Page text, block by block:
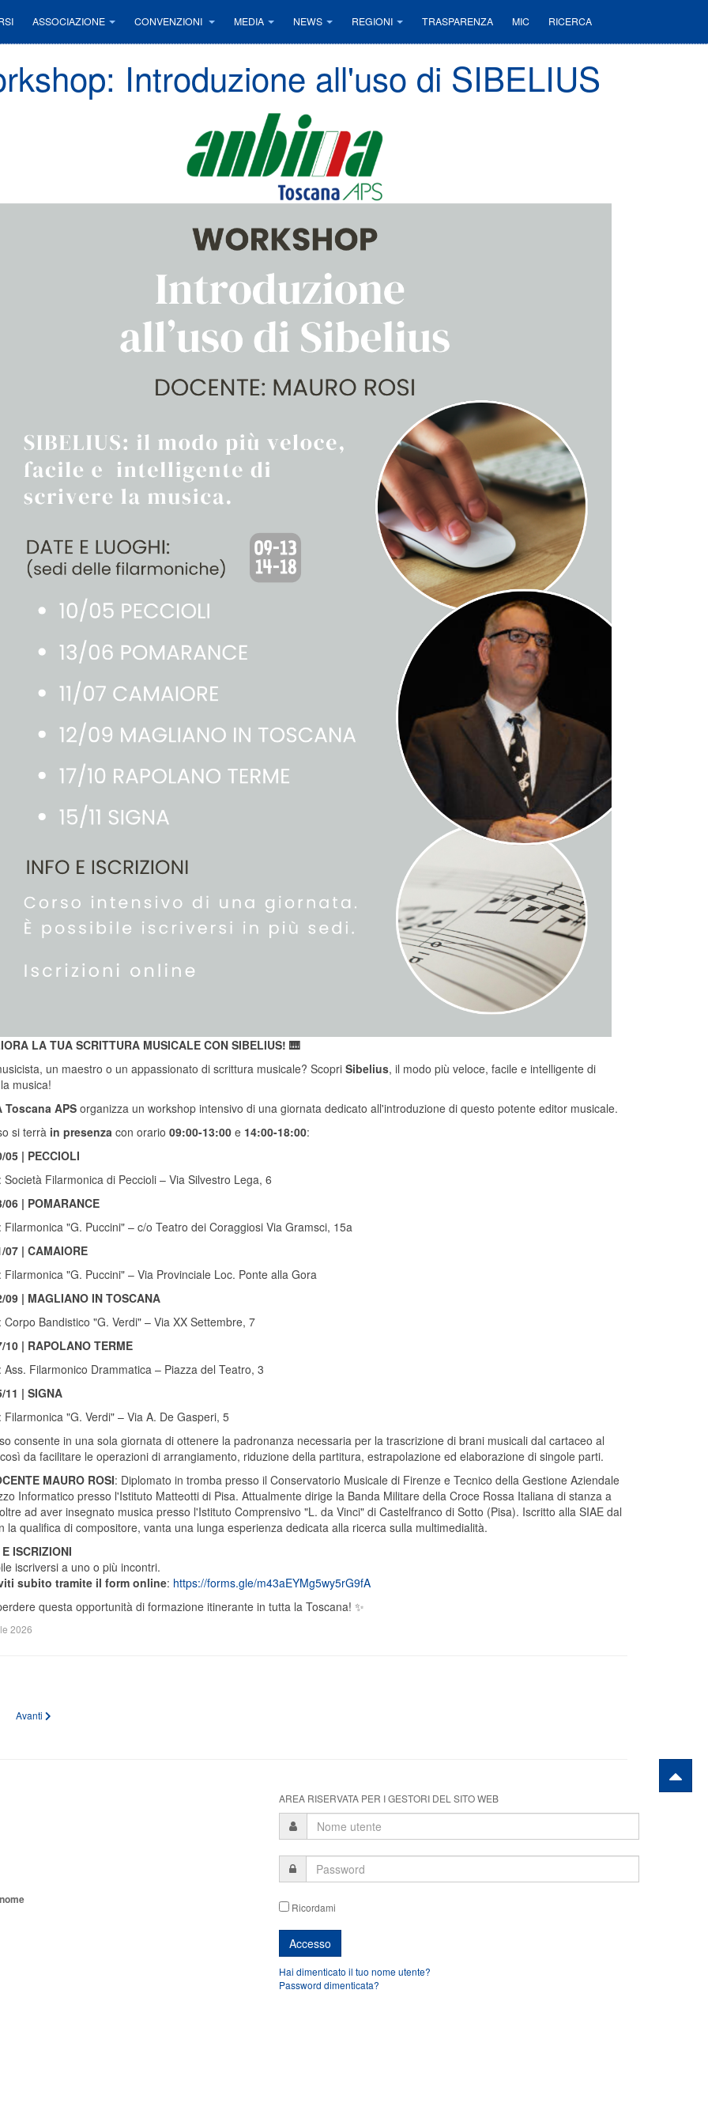
ASSOCIAZIONE CONVENZIONI MEDIA NEWS REGIONI TRASPARENZA MIC RICERCA
Introduzione all'uso di SIBELIUS
LA TUA SCRITTURA MUSICALE CON SIBELIUS! 🎹
un maestro o un appassionato di scrittura musicale? Scopri Sibelius, il modo più veloce, facile e intelligente di
musica!
Toscana APSorganizza un workshop intensivo di una giornata dedicato all'introduzione di questo potente editor musicale.
si terrà in presenzacon orario 09:00-13:00e 14:00-18:00:
05 | PECCIOLI
Società Filarmonica di Peccioli – Via Silvestro Lega, 6
06 | POMARANCE
Filarmonica "G. Puccini" – c/o Teatro dei Coraggiosi Via Gramsci, 15a
07 | CAMAIORE
Filarmonica "G. Puccini" – Via Provinciale Loc. Ponte alla Gora
09 | MAGLIANO IN TOSCANA
Corpo Bandistico "G. Verdi" – Via XX Settembre, 7
10 | RAPOLANO TERME
Ass. Filarmonico Drammatica – Piazza del Teatro, 3
11 | SIGNA
Filarmonica "G. Verdi" – Via A. De Gasperi, 5
consente in una sola giornata di ottenere la padronanza necessaria per la trascrizione di brani musicali dal cartaceo al
da facilitare le operazioni di arrangiamento, riduzione della partitura, estrapolazione ed elaborazione di singole parti.
MAURO ROSI: Diplomato in tromba presso il Conservatorio Musicale di Firenze e Tecnico della Gestione Aziendale
Informatico presso l'Istituto Matteotti di Pisa. Attualmente dirige la Banda Militare della Croce Rossa Italiana di stanza a
ad aver insegnato musica presso l'Istituto Comprensivo "L. da Vinci" di Castelfranco di Sotto (Pisa). Iscritto alla SIAE dal
la qualifica di compositore, vanta una lunga esperienza dedicata alla ricerca sulla multimedialità.
ISCRIZIONI
iscriversi a uno o più incontri.
subito tramite il form online: https://forms.gle/m43aEYMg5wy5rG9fA
questa opportunità di formazione itinerante in tutta la Toscana! ✨
2026
Casuccia’s Music Camp 2026
Articolo successivo: Corso Triennale Itinerante di Direzione e Guida Artistica
Avanti
AREA RISERVATA PER I GESTORI DEL SITO WEB
Ricordami
Hai dimenticato il tuo nome utente?
Password dimenticata?